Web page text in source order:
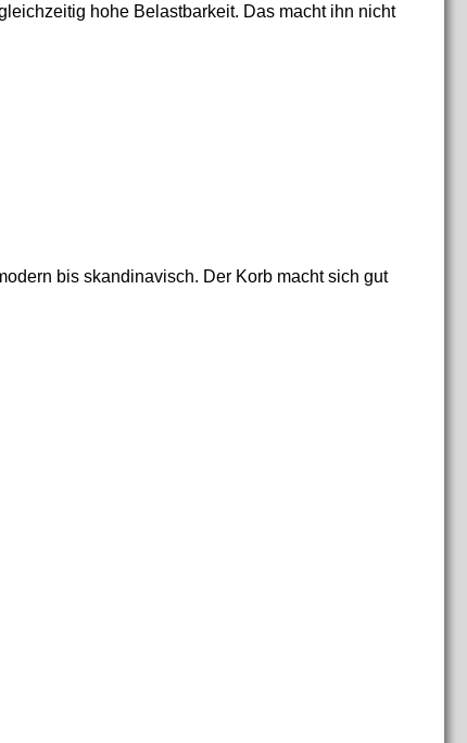
hohe Belastbarkeit. Das macht ihn nicht
bis skandinavisch. Der Korb macht sich gut